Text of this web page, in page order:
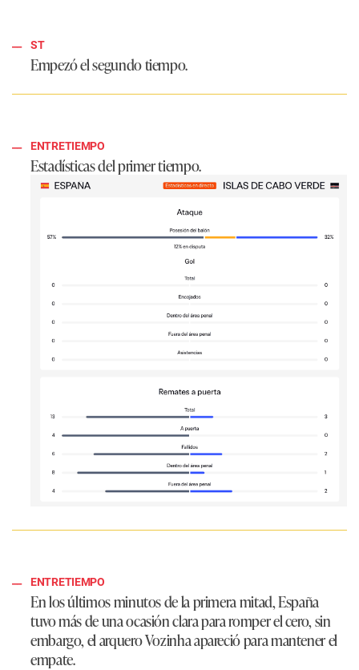
ST
Empezó el segundo tiempo.
ENTRETIEMPO
Estadísticas del primer tiempo.
ENTRETIEMPO
En los últimos minutos de la primera mitad, España
tuvo más de una ocasión clara para romper el cero, sin
embargo, el arquero Vozinha apareció para mantener el
empate.